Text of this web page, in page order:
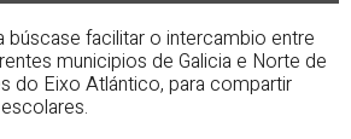
búscase facilitar o intercambio entre
municipios de Galicia e Norte de
do Eixo Atlántico, para compartir